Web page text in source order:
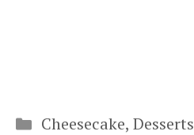
Catégories
Cheesecake, Desserts